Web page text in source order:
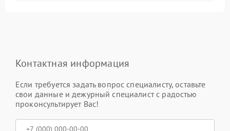
Контактная информация
Если требуется задать вопрос специалисту, оставьте
свои данные и дежурный специалист с радостью
проконсультирует Вас!